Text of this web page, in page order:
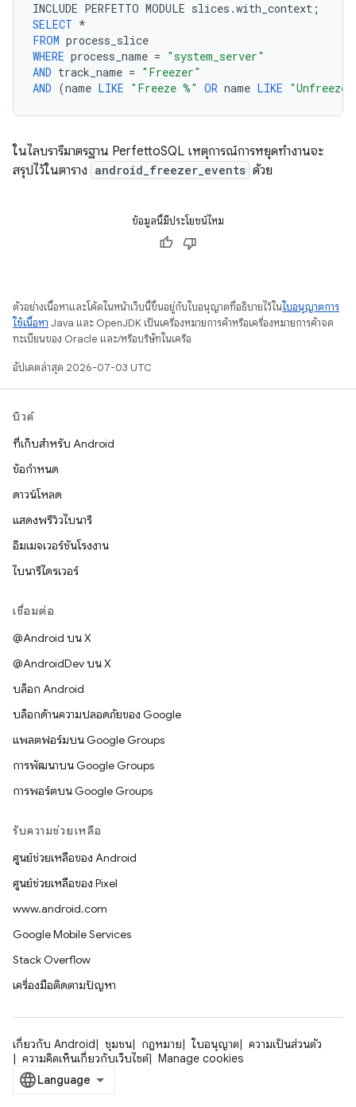
INCLUDE PERFETTO MODULE slices .with_context ;
SELECT *
FROM process_slice
WHERE process_name = "system_server"
AND track_name = "Freezer"
AND (name LIKE "Freeze %" OR name LIKE "Unfreeze
ในไลบรารีมาตรฐาน PerfettoSQL เหตุการณ์การหยุดทำงานจะ
สรุปไว้ในตาราง android_freezer_events ด้วย
ข้อมูลนี้มีประโยชน์ไหม
ตัวอย่างเนื้อหาและโค้ดในหน้าเว็บนี้ขึ้นอยู่กับใบอนุญาตที่อธิบายไว้ในใบอนุญาตการ
ใช้เนื้อหา Java และ OpenJDK เป็นเครื่องหมายการค้าหรือเครื่องหมายการค้าจด
ทะเบียนของ Oracle และ/หรือบริษัทในเครือ
อัปเดตล่าสุด 2026-07-03 UTC
บิวด์
ที่เก็บสำหรับ Android
ข้อกำหนด
ดาวน์โหลด
แสดงพรีวิวไบนารี
อิมเมจเวอร์ชันโรงงาน
ไบนารีไดรเวอร์
เชื่อมต่อ
@Android บน X
@AndroidDev บน X
บล็อก Android
บล็อกด้านความปลอดภัยของ Google
แพลตฟอร์มบน Google Groups
การพัฒนาบน Google Groups
การพอร์ตบน Google Groups
รับความช่วยเหลือ
ศูนย์ช่วยเหลือของ Android
ศูนย์ช่วยเหลือของ Pixel
www.android.com
Google Mobile Services
Stack Overflow
เครื่องมือติดตามปัญหา
เกี่ยวกับ Android ชุมชน กฎหมาย ใบอนุญาต
ความเป็นส่วนตัว
ความคิดเห็นเกี่ยวกับเว็บไซต์
Manage cookies